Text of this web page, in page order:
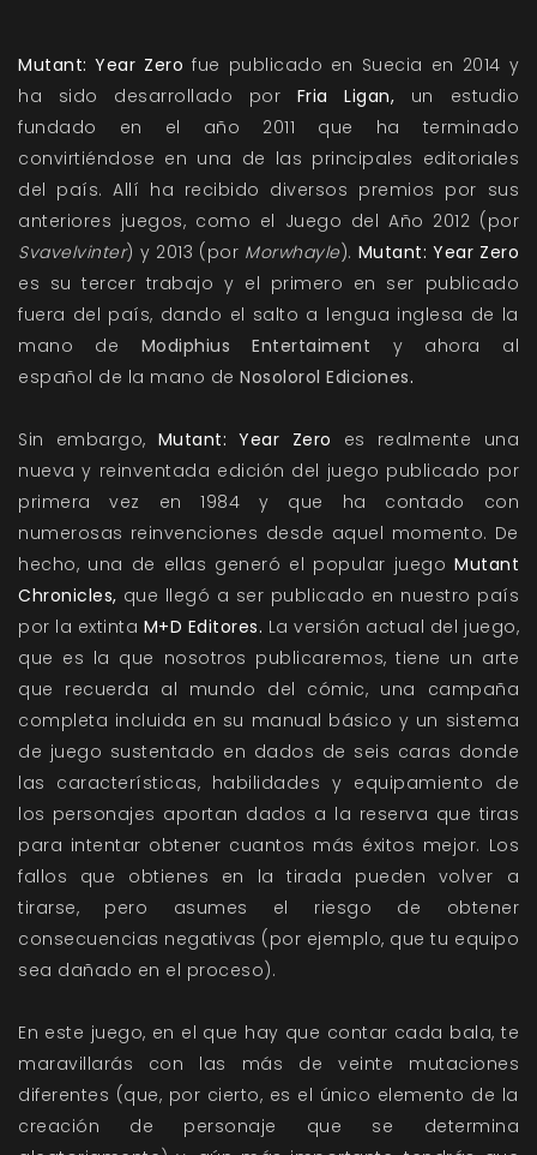
Mutant: Year Zero fue publicado en Suecia en 2014 y
ha sido desarrollado por Fria Ligan, un estudio
fundado en el año 2011 que ha terminado
convirtiéndose en una de las principales editoriales
del país. Allí ha recibido diversos premios por sus
anteriores juegos, como el Juego del Año 2012 (por
Svavelvinter) y 2013 (por Morwhayle). Mutant: Year Zero
es su tercer trabajo y el primero en ser publicado
fuera del país, dando el salto a lengua inglesa de la
mano de Modiphius Entertaiment
y ahora al
español de la mano de Nosolorol Ediciones.
Sin embargo, Mutant: Year Zero es realmente una
nueva y reinventada edición del juego publicado por
primera vez en 1984 y que ha contado con
numerosas reinvenciones desde aquel momento. De
hecho, una de ellas generó el popular juego Mutant
Chronicles, que llegó a ser publicado en nuestro país
por la extinta M+D Editores. La versión actual del juego,
que es la que nosotros publicaremos, tiene un arte
que recuerda al mundo del cómic, una campaña
completa incluida en su manual básico y un sistema
de juego sustentado en dados de seis caras donde
las características, habilidades y equipamiento de
los personajes aportan dados a la reserva que tiras
para intentar obtener cuantos más éxitos mejor. Los
fallos que obtienes en la tirada pueden volver a
tirarse, pero asumes el riesgo de obtener
consecuencias negativas (por ejemplo, que tu equipo
sea dañado en el proceso).
En este juego, en el que hay que contar cada bala, te
maravillarás con las más de veinte mutaciones
diferentes (que, por cierto, es el único elemento de la
creación de personaje que se determina